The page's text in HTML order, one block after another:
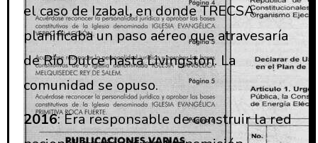
el caso de Izabal,en donde TRECSA
planificaba un paso aéreo que atravesaría
de Río Dulce hasta Livingston. La
comunidad se opuso.
2016: Era responsable de construir la red